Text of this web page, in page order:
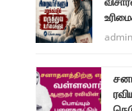
admin
ரவியின்